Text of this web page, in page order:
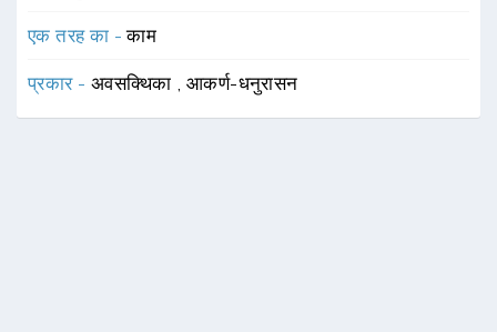
एक तरह का -काम
प्रकार - अवसक्थिका ,आकर्ण-धनुरासन